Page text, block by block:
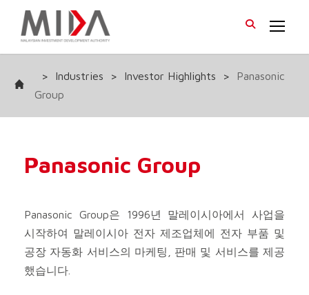
> Industries > Investor Highlights >
Panasonic
Group
Panasonic Group
Panasonic Group은 1996년 말레이시아에서 사업을
시작하여 말레이시아 전자 제조업체에 전자 부품 및
공장 자동화 서비스의 마케팅, 판매 및 서비스를 제공
했습니다.